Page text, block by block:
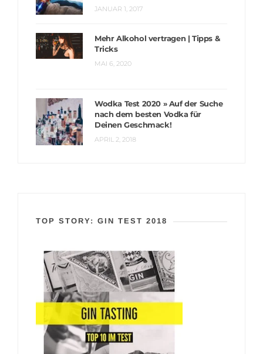
JANUAR 1, 2017
Mehr Alkohol vertragen | Tipps &
Tricks
MAI 6, 2020
Wodka Test 2020 » Auf der Suche
nach dem besten Vodka für
Deinen Geschmack!
APRIL 2, 2018
TOP STORY: GIN TEST 2018